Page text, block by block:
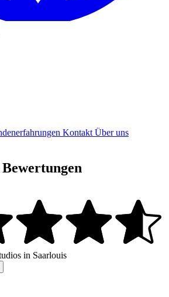
Kontakt Über uns
in Saarlouis